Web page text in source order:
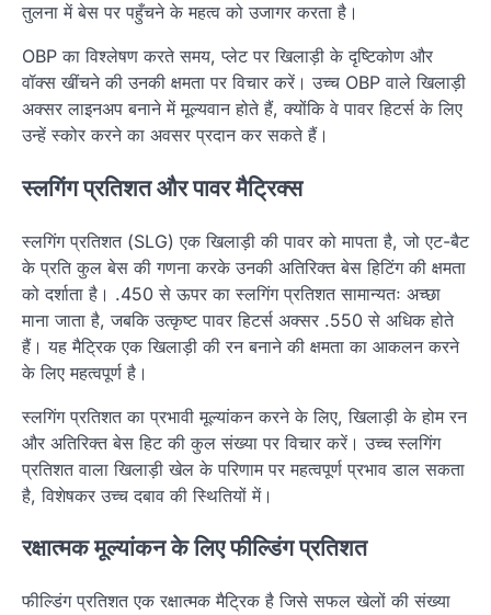
तुलना में बेस पर पहुँचने के महत्व को उजागर करता है।
OBP का विश्लेषण करते समय, प्लेट पर खिलाड़ी के दृष्टिकोण और
वॉक्स खींचने की उनकी क्षमता पर विचार करें। उच्च OBP वाले खिलाड़ी
अक्सर लाइनअप बनाने में मूल्यवान होते हैं, क्योंकि वे पावर हिटर्स के लिए
उन्हें स्कोर करने का अवसर प्रदान कर सकते हैं।
स्लगिंग प्रतिशत और पावर मैट्रिक्स
स्लगिंग प्रतिशत (SLG) एक खिलाड़ी की पावर को मापता है, जो एट-बैट
के प्रति कुल बेस की गणना करके उनकी अतिरिक्त बेस हिटिंग की क्षमता
को दर्शाता है। .450 से ऊपर का स्लगिंग प्रतिशत सामान्यतः अच्छा
माना जाता है, जबकि उत्कृष्ट पावर हिटर्स अक्सर .550 से अधिक होते
हैं। यह मैट्रिक एक खिलाड़ी की रन बनाने की क्षमता का आकलन करने
के लिए महत्वपूर्ण है।
स्लगिंग प्रतिशत का प्रभावी मूल्यांकन करने के लिए, खिलाड़ी के होम रन
और अतिरिक्त बेस हिट की कुल संख्या पर विचार करें। उच्च स्लगिंग
प्रतिशत वाला खिलाड़ी खेल के परिणाम पर महत्वपूर्ण प्रभाव डाल सकता
है, विशेषकर उच्च दबाव की स्थितियों में।
रक्षात्मक मूल्यांकन के लिए फील्डिंग प्रतिशत
फील्डिंग प्रतिशत एक रक्षात्मक मैट्रिक है जिसे सफल खेलों की संख्या